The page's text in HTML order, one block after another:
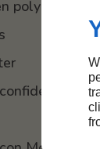
polycarbonate